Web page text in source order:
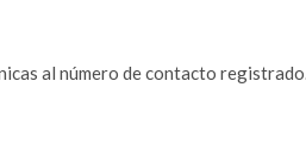
al número de contacto